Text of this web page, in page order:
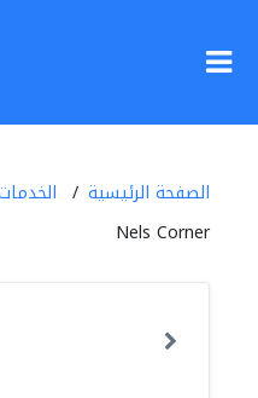
الصفحة الرئيسية
Nels Corner